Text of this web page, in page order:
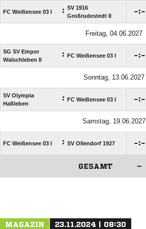
FC Weißensee 03 I : SV 1916
Großrudestedt II
:
Freitag, 04.06.2027
SG SV Empor
Walschleben II
: FC Weißensee 03 I :
Sonntag, 13.06.2027
SV Olympia
Haßleben
: FC Weißensee 03 I :
Samstag, 19.06.2027
FC Weißensee 03 I : SV Ollendorf 1927 :
GESAMT –
MAGAZIN 23.11.2024 | 08:30